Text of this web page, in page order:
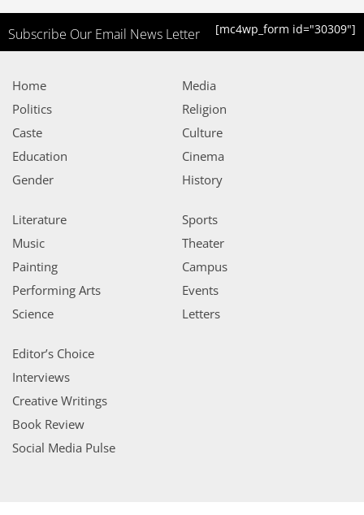
Subscribe Our Email News Letter [mc4wp_form id="30309"]
Home
Politics
Caste
Education
Gender
Media
Religion
Culture
Cinema
History
Literature
Music
Painting
Performing Arts
Science
Sports
Theater
Campus
Events
Letters
Editor’s Choice
Interviews
Creative Writings
Book Review
Social Media Pulse